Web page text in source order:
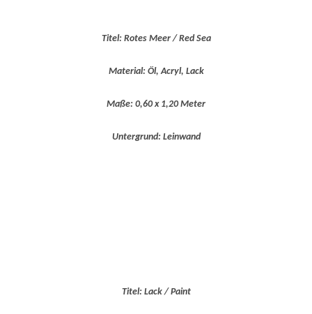
Titel: Rotes Meer / Red Sea
Material: Öl, Acryl, Lack
Maße: 0,60 x 1,20 Meter
Untergrund: Leinwand
Titel: Lack / Paint